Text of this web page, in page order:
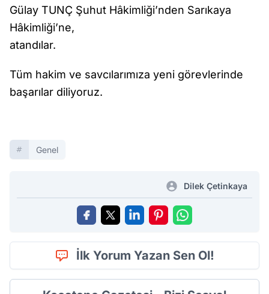
Gülay TUNÇ Şuhut Hâkimliği’nden Sarıkaya
Hâkimliği’ne,
atandılar.
Tüm hakim ve savcılarımıza yeni görevlerinde
başarılar diliyoruz.
Genel
Dilek Çetinkaya
İlk Yorum Yazan Sen Ol!